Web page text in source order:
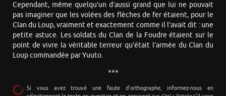
Cependant, même quelqu’un d’aussi grand que lui ne pouvait
pas imaginer que les volées des flèches de fer étaient, pour le
Clan du Loup, vraiment et exactement comme il l’avait dit : une
petite astuce. Les soldats du Clan de la Foudre étaient sur le
point de vivre la véritable terreur qu’était l’armée du Clan du
Loup commandée par Yuuto.
***
Si vous avez trouvé une faute d’orthographe, informez-nous en